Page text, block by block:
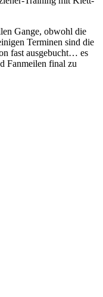
Gange, obwohl die
Terminen sind die
fast ausgebucht… es
Fanmeilen final zu